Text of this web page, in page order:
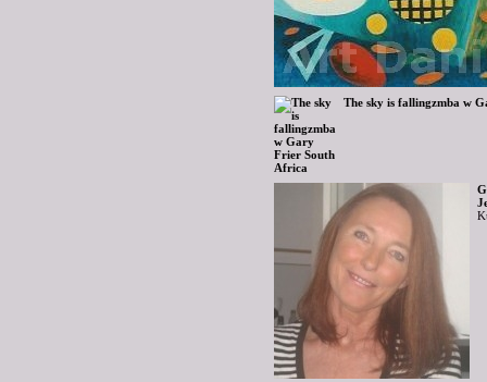
The sky is fallingzmba w